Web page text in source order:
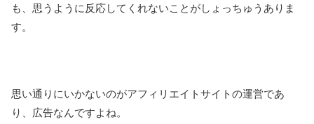
も、思うように反応してくれないことがしょっちゅうありま
す。
思い通りにいかないのがアフィリエイトサイトの運営であ
り、広告なんですよね。